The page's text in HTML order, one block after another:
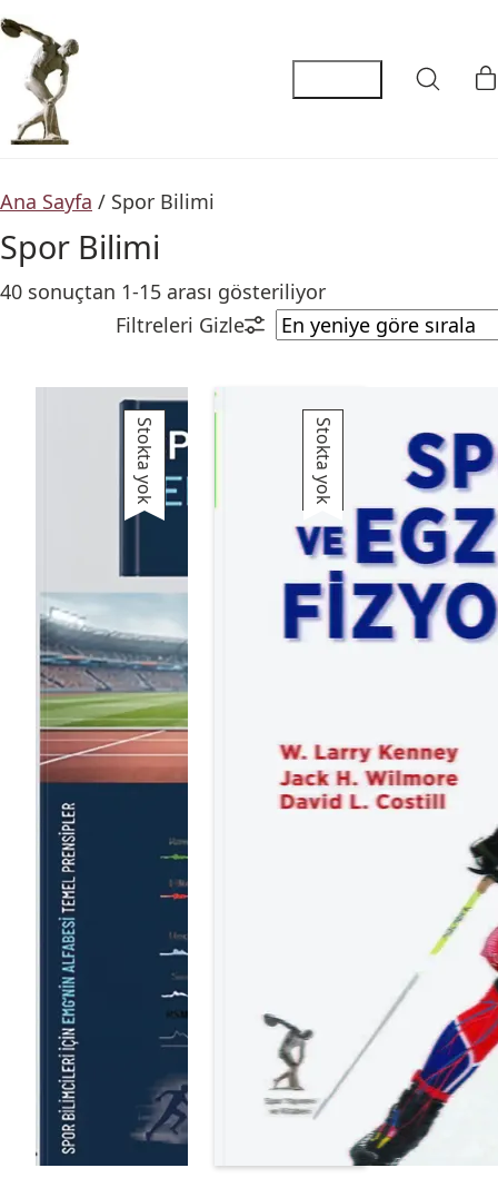
Ana Sayfa / Spor Bilimi
Spor Bilimi
40 sonuçtan 1-15 arası gösteriliyor
Stokta yok Stokta yok